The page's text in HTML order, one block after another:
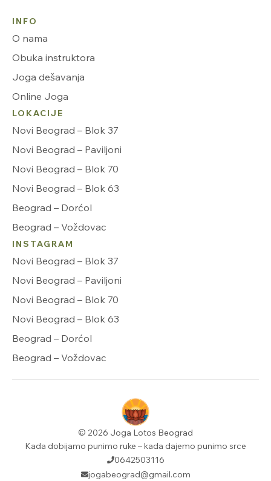
INFO
O nama
Obuka instruktora
Joga dešavanja
Online Joga
LOKACIJE
Novi Beograd – Blok 37
Novi Beograd – Paviljoni
Novi Beograd – Blok 70
Novi Beograd – Blok 63
Beograd – Dorćol
Beograd – Voždovac
INSTAGRAM
Novi Beograd – Blok 37
Novi Beograd – Paviljoni
Novi Beograd – Blok 70
Novi Beograd – Blok 63
Beograd – Dorćol
Beograd – Voždovac
© 2026 Joga Lotos Beograd
Kada dobijamo punimo ruke – kada dajemo punimo srce
0642503116
jogabeograd@gmail.com